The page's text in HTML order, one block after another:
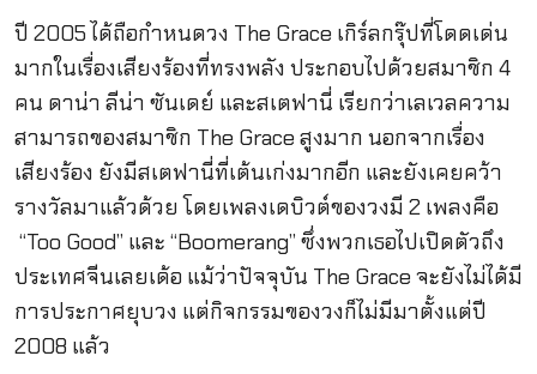
ปี 2005 ได้ถือกำหนดวง The Grace เกิร์ลกรุ๊ปที่โดดเด่น
มากในเรื่องเสียงร้องที่ทรงพลัง ประกอบไปด้วยสมาชิก 4
คน ดาน่า ลีน่า ซันเดย์ และสเตฟานี่ เรียกว่าเลเวลความ
สามารถของสมาชิก The Grace สูงมาก นอกจากเรื่อง
เสียงร้อง ยังมีสเตฟานี่ที่เต้นเก่งมากอีก และยังเคยคว้า
รางวัลมาแล้วด้วย โดยเพลงเดบิวต์ของวงมี 2 เพลงคือ
“Too Good” และ “Boomerang” ซึ่งพวกเธอไปเปิดตัวถึง
ประเทศจีนเลยเด้อ แม้ว่าปัจจุบัน The Grace จะยังไม่ได้มี
การประกาศยุบวง แต่กิจกรรมของวงก็ไม่มีมาตั้งแต่ปี
2008 แล้ว